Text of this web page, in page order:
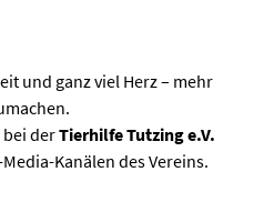
und ganz viel Herz – mehr
bei derTierhilfe Tutzing e.V.
Kanälen des Vereins.